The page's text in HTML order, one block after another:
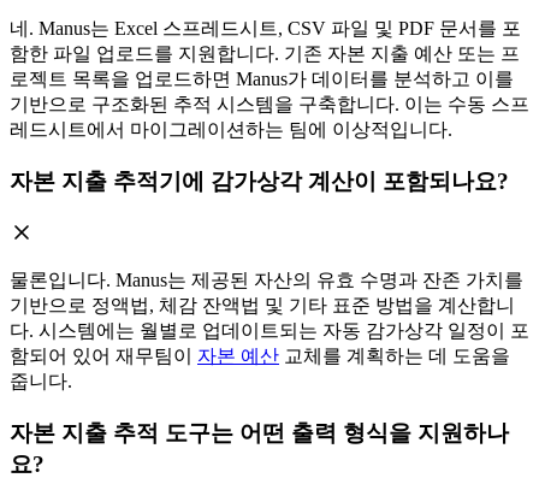
네. Manus는 Excel 스프레드시트, CSV 파일 및 PDF 문서를 포
함한 파일 업로드를 지원합니다. 기존 자본 지출 예산 또는 프
로젝트 목록을 업로드하면 Manus가 데이터를 분석하고 이를
기반으로 구조화된 추적 시스템을 구축합니다. 이는 수동 스프
레드시트에서 마이그레이션하는 팀에 이상적입니다.
자본 지출 추적기에 감가상각 계산이 포함되나요?
물론입니다. Manus는 제공된 자산의 유효 수명과 잔존 가치를
기반으로 정액법, 체감 잔액법 및 기타 표준 방법을 계산합니
다. 시스템에는 월별로 업데이트되는 자동 감가상각 일정이 포
함되어 있어 재무팀이 자본 예산 교체를 계획하는 데 도움을
줍니다.
자본 지출 추적 도구는 어떤 출력 형식을 지원하나
요?